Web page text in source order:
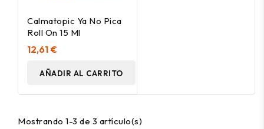
Calmatopic Ya No Pica
Roll On 15 Ml
12,61 €
AÑADIR AL CARRITO
Mostrando 1-3 de 3 artículo(s)